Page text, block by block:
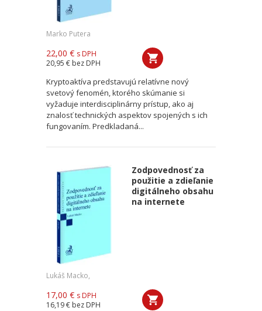
Marko Putera
22,00 € s DPH
20,95 € bez DPH
Kryptoaktíva predstavujú relatívne nový
svetový fenomén, ktorého skúmanie si
vyžaduje interdisciplinárny prístup, ako aj
znalosť technických aspektov spojených s ich
fungovaním. Predkladaná...
Zodpovednosť za
použitie a zdieľanie
digitálneho obsahu
na internete
Lukáš Macko,
17,00 € s DPH
16,19 € bez DPH